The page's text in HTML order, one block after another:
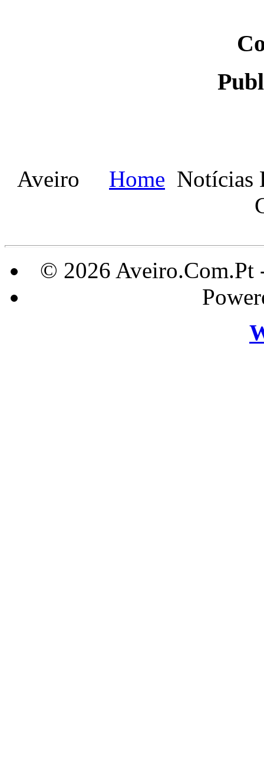
Aveiro Home Notícias
© 2026 Aveiro.Com.Pt